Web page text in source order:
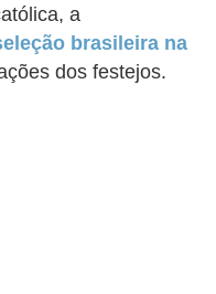
a
brasileira na
dos festejos.